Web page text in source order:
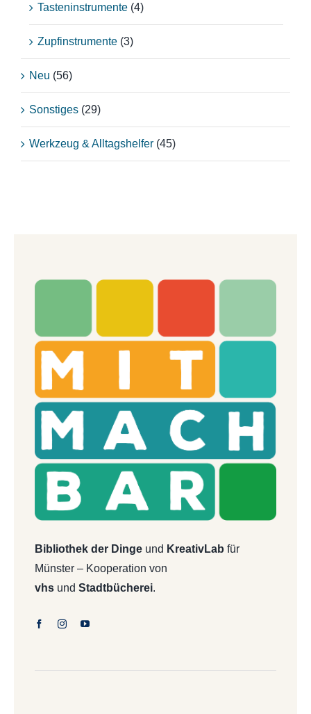
Tasteninstrumente (4)
Zupfinstrumente (3)
Neu (56)
Sonstiges (29)
Werkzeug & Alltagshelfer (45)
Bibliothek der Dingeund KreativLab für
Münster – Kooperation von
vhsund Stadtbücherei.